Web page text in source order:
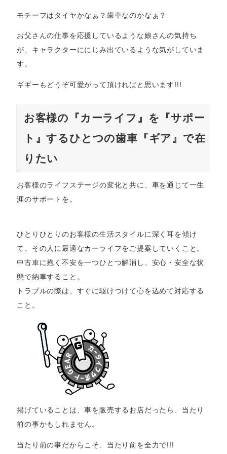
モチーフはタイヤかなぁ？歯車なのかなぁ？
お父さんの仕事を応援しているような娘さんの気持ち
が、キャラクターににじみ出ているような気がしていま
す。
ギギーもどうぞ可愛がって頂ければと思います!!!
お客様の『カーライフ』を『サポー
ト』するひとつの歯車『ギア』で在
りたい
お客様のライフステージの変化と共に、車を通じて一生
涯のサポートを。
ひとりひとりのお客様の生活スタイルに深く耳を傾け
て、その人に最適なカーライフをご提案していくこと。
中古車に抱く不安を一つひとつ解消し、安心・安全な状
態で納車すること。
トラブルの際は、すぐに駆けつけて心を込めて対応する
こと。
掲げていることは、車を販売するお店だったら、当たり
前の事かもしれません。
当たり前の事だからこそ、当たり前を全力で!!!